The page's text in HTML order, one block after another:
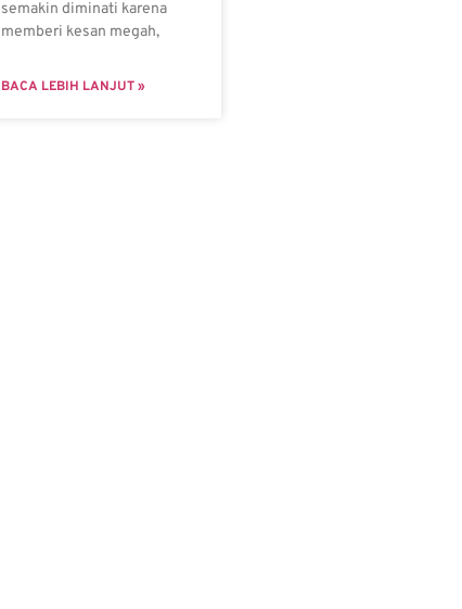
semakin diminati karena
memberi kesan megah,
BACA LEBIH LANJUT »